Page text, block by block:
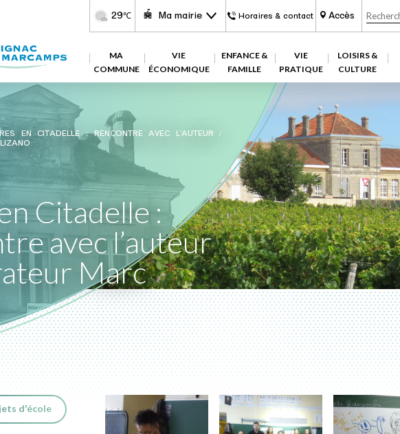
29℃ Ma mairie Horaires & contact Accès
MA
COMMUNE
VIE
ÉCONOMIQUE
ENFANCE &
FAMILLE
VIE
PRATIQUE
LOISIRS &
CULTURE
EN CITADELLE : RENCONTRE AVEC L’AUTEUR /
Citadelle :
avec l’auteur
Marc
d'école